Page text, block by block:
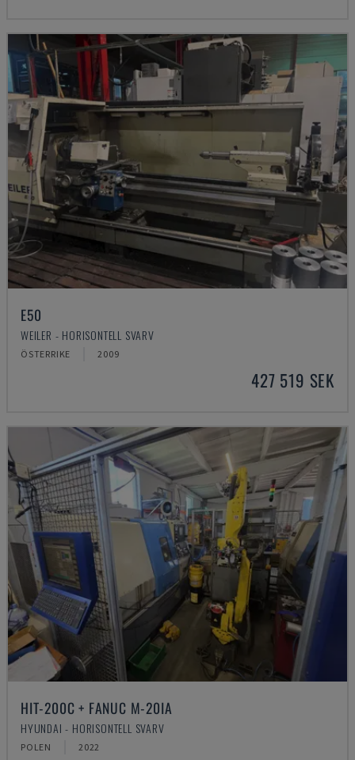
E50
WEILER - HORISONTELL SVARV
ÖSTERRIKE 2009
427 519 SEK
HIT-200C + FANUC M-20IA
HYUNDAI - HORISONTELL SVARV
POLEN 2022